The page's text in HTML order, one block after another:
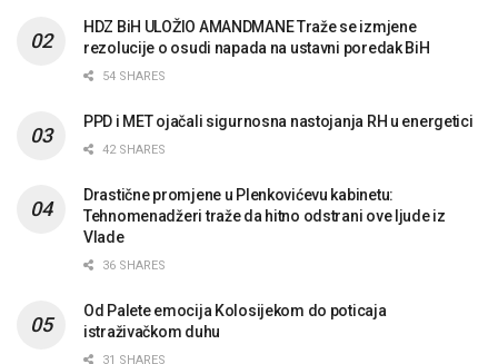
HDZ BiH ULOŽIO AMANDMANE Traže se izmjene
rezolucije o osudi napada na ustavni poredak BiH
54 SHARES
PPD i MET ojačali sigurnosna nastojanja RH u energetici
42 SHARES
Drastične promjene u Plenkovićevu kabinetu:
Tehnomenadžeri traže da hitno odstrani ove ljude iz
Vlade
36 SHARES
Od Palete emocija Kolosijekom do poticaja
istraživačkom duhu
31 SHARES